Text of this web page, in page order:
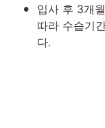
•
입사 후 3개
따라 수습기
다.